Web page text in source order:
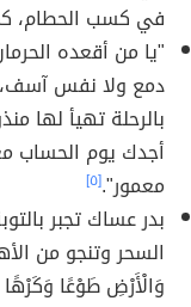
في كسب الحطام،
"يا من أقعده
دمع ولا نفس آسف،
بالرحلة تهيأ لها
أجدك يوم الحساب
معمور".[٥]
بدر عساك تجبر
السحر وتنجو من
وَالْأَرْضِ طَوْعًا